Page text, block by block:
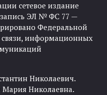
сетевое издание
запись ЭЛ № ФС 77 —
Федеральной
связи, информационных
Николаевич.
Мария Николаевна.